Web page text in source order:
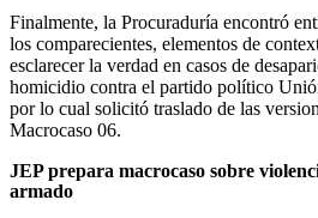
Finalmente, la Procuraduría encontró
los comparecientes, elementos de
esclarecer la verdad en casos de
homicidio contra el partido político
por lo cual solicitó traslado de las
Macrocaso 06.
JEP prepara macrocaso sobre
armado